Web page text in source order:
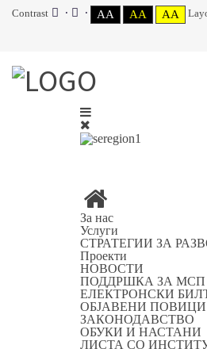
Contrast AA AA AA
За нас
Услуги
СТРАТЕГИИ ЗА
Проекти
НОВОСТИ
ПОДДРШКА ЗА МСП
ЕЛЕКТРОНСКИ
ОБЈАВЕНИ ПОВИЦИ
ЗАКОНОДАВСТВО
ОБУКИ И НАСТАНИ
ЛИСТА СО